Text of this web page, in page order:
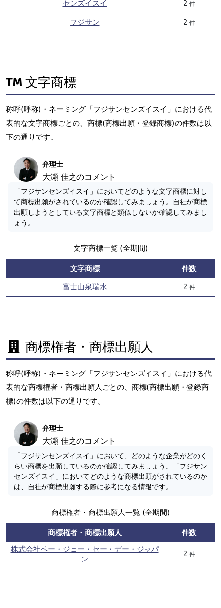
センズイスイ 2 件
フジサン 2 件
文字商標
称呼(呼称)・ネーミング「フジサンセンズイスイ」における代
表的な文字商標ごとの、商標(商標出願・登録商標)の件数は以
下の通りです。
弁理士
大瀬 佳之のコメント
「フジサンセンズイスイ」においてどのような文字商標に対し
て商標出願がされているのか確認してみましょう。自社が商標
出願しようとしている文字商標と類似しないか確認してみまし
ょう。
文字商標一覧 (全期間)
文字商標
件数
富士山泉瑞水
2 件
商標権者・商標出願人
称呼(呼称)・ネーミング「フジサンセンズイスイ」における代
表的な商標権者・商標出願人ごとの、商標(商標出願・登録商
標)の件数は以下の通りです。
弁理士
大瀬 佳之のコメント
「フジサンセンズイスイ」において、どのような企業がどのく
らい商標を出願しているのか確認してみましょう。「フジサン
センズイスイ」においてどのような商標出願がされているのか
は、自社が商標出願する際に参考になる情報です。
商標権者・商標出願人一覧 (全期間)
商標権者・商標出願人
件数
株式会社ペー・ジェー・セー・デー・ジャパ
ン
2 件